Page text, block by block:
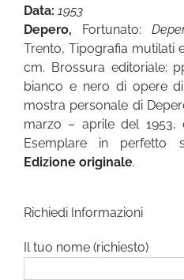
Data: 1953
Depero, Fortunato:
Trento, Tipografia mutilati
cm. Brossura editoriale;
bianco e nero di opere
mostra personale di
marzo – aprile del
Esemplare in perfetto
Edizione originale.
Richiedi Informazioni
Il tuo nome (richiesto)